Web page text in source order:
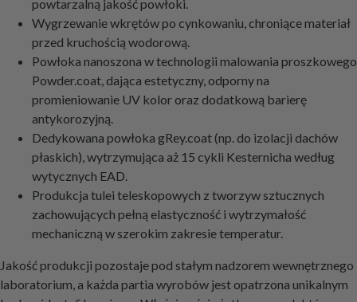
powtarzalną jakość powłoki.
Wygrzewanie wkrętów po cynkowaniu, chroniące materiał
przed kruchością wodorową.
Powłoka nanoszona w technologii malowania proszkowego
Powder.coat, dająca estetyczny, odporny na
promieniowanie UV kolor oraz dodatkową barierę
antykorozyjną.
Dedykowana powłoka gRey.coat (np. do izolacji dachów
płaskich), wytrzymująca aż 15 cykli Kesternicha według
wytycznych EAD.
Produkcja tulei teleskopowych z tworzyw sztucznych
zachowujących pełną elastyczność i wytrzymałość
mechaniczną w szerokim zakresie temperatur.
Jakość produkcji pozostaje pod stałym nadzorem wewnętrznego
laboratorium, a każda partia wyrobów jest opatrzona unikalnym